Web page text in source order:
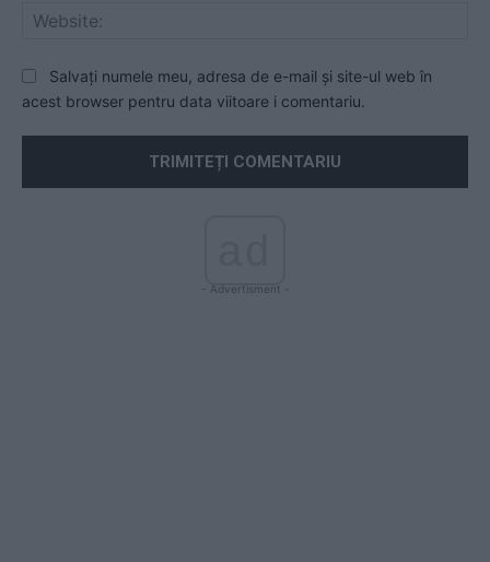
Salvați numele meu, adresa de e-mail și site-ul web în
acest browser pentru data viitoare i comentariu.
- Advertisment -